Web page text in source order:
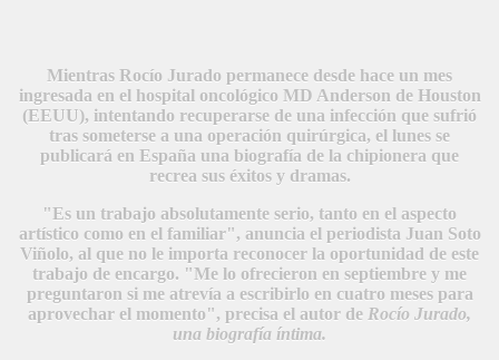
Mientras Rocío Jurado permanece desde hace un mes
ingresada en el hospital oncológico MD Anderson de Houston
(EEUU), intentando recuperarse de una infección que sufrió
tras someterse a una operación quirúrgica, el lunes se
publicará en España una biografía de la chipionera que
recrea sus éxitos y dramas.
"Es un trabajo absolutamente serio, tanto en el aspecto
artístico como en el familiar", anuncia el periodista Juan Soto
Viñolo, al que no le importa reconocer la oportunidad de este
trabajo de encargo. "Me lo ofrecieron en septiembre y me
preguntaron si me atrevía a escribirlo en cuatro meses para
aprovechar el momento", precisa el autor de Rocío Jurado,
una biografía íntima.